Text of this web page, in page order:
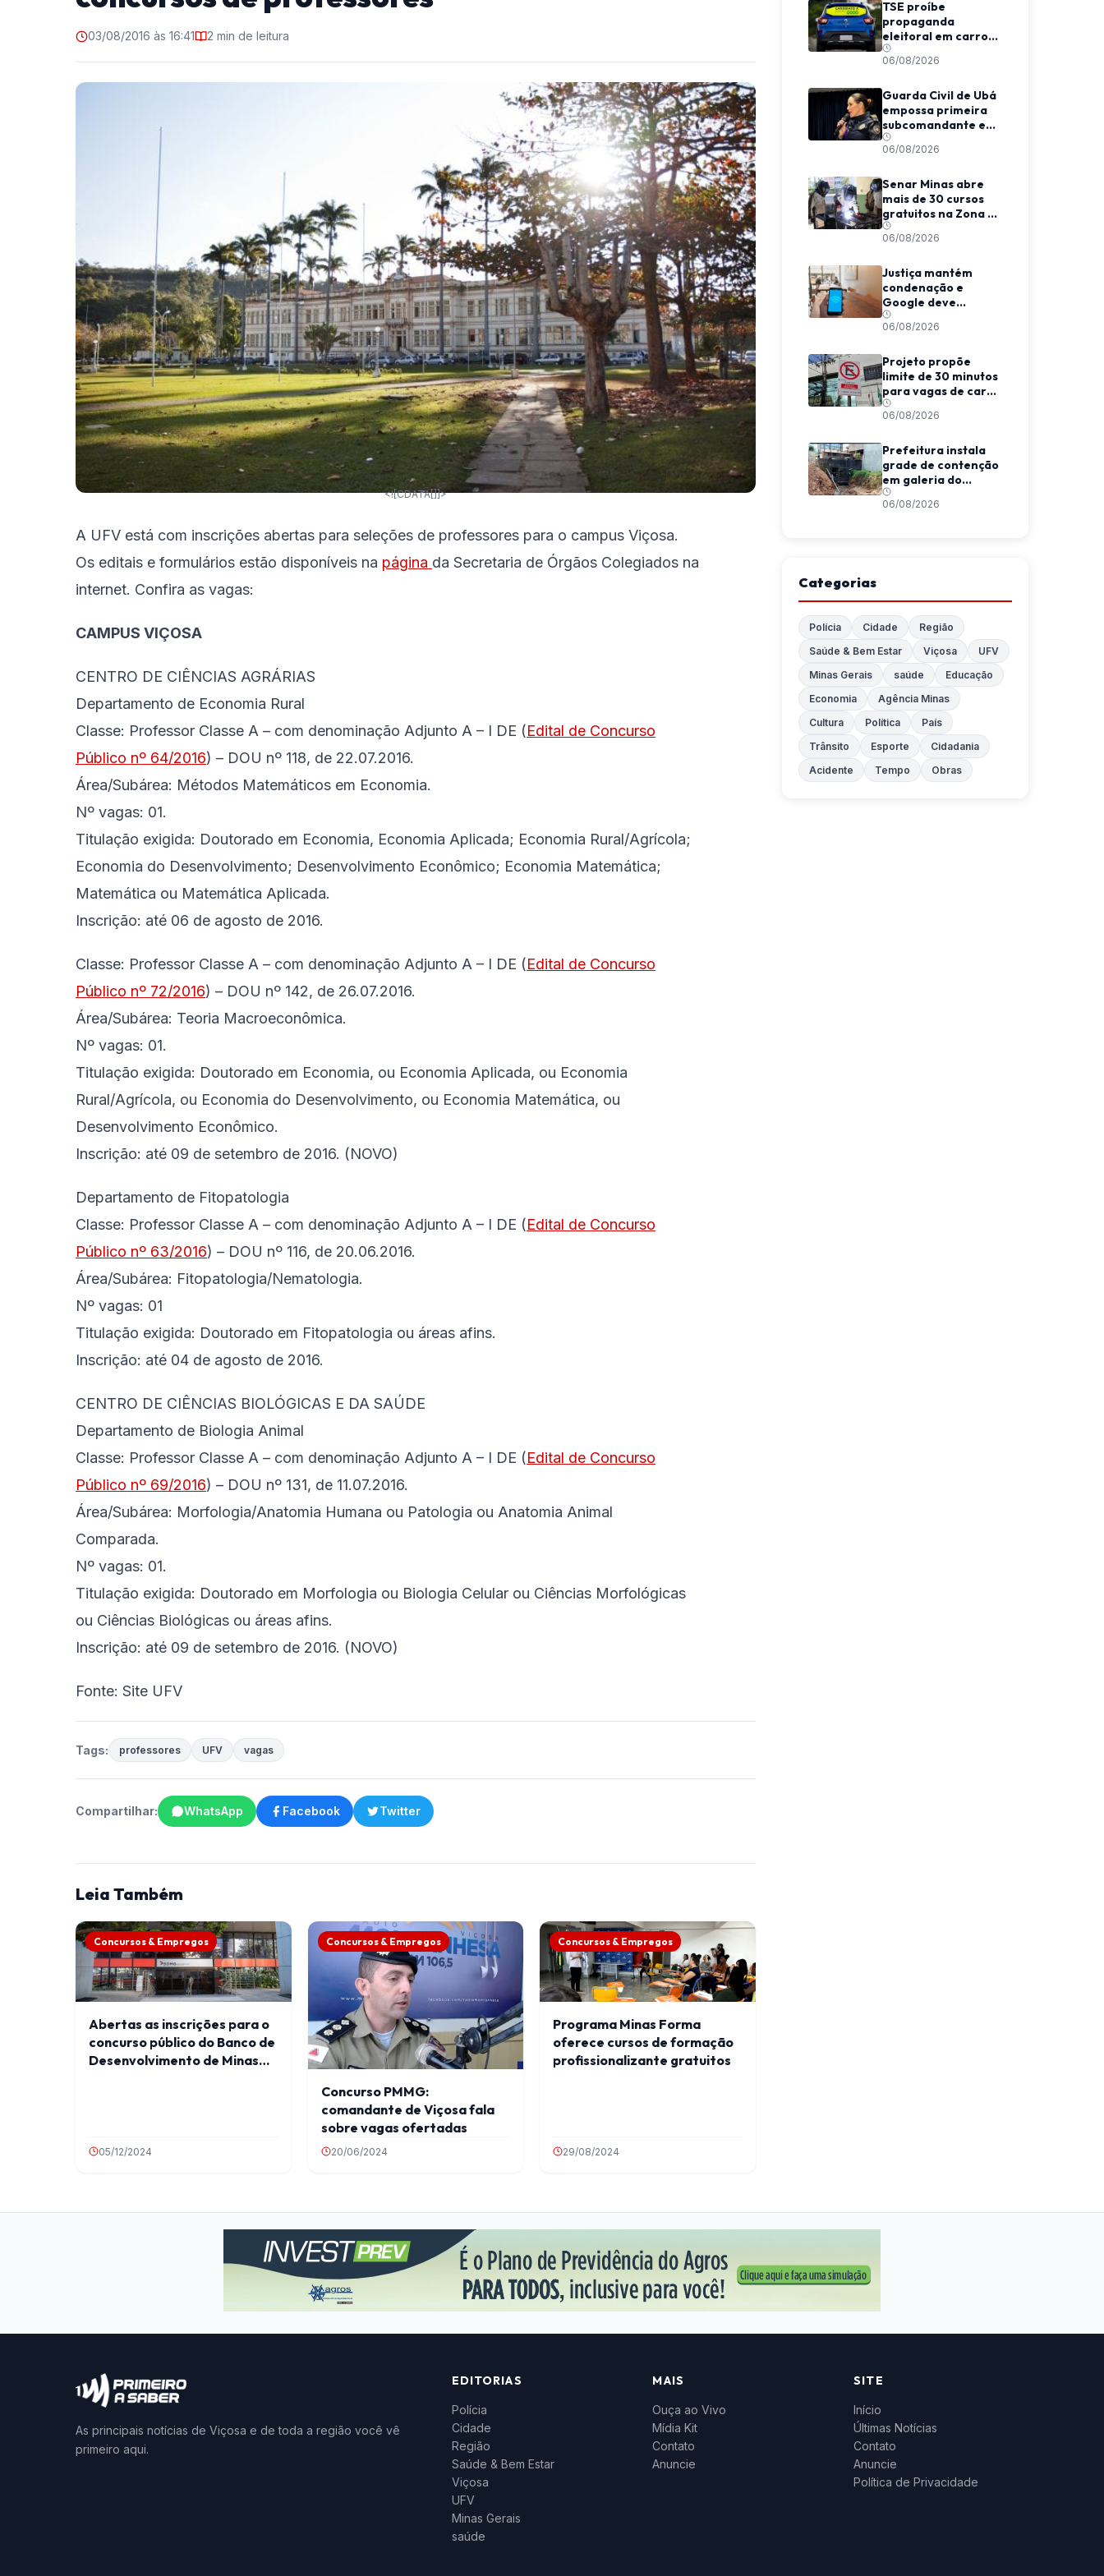
03/08/2016 às 16:41 2 min de leitura
<![CDATA[]]>
A UFV está com inscrições abertas para seleções de professores para o campus Viçosa.
Os editais e formulários estão disponíveis na página da Secretaria de Órgãos Colegiados na
internet. Confira as vagas:
CAMPUS VIÇOSA
CENTRO DE CIÊNCIAS AGRÁRIAS
Departamento de Economia Rural
Classe: Professor Classe A – com denominação Adjunto A – I DE (Edital de Concurso
Público nº 64/2016) – DOU nº 118, de 22.07.2016.
Área/Subárea: Métodos Matemáticos em Economia.
Nº vagas: 01.
Titulação exigida: Doutorado em Economia, Economia Aplicada; Economia Rural/Agrícola;
Economia do Desenvolvimento; Desenvolvimento Econômico; Economia Matemática;
Matemática ou Matemática Aplicada.
Inscrição: até 06 de agosto de 2016.
Classe: Professor Classe A – com denominação Adjunto A – I DE (Edital de Concurso
Público nº 72/2016) – DOU nº 142, de 26.07.2016.
Área/Subárea: Teoria Macroeconômica.
Nº vagas: 01.
Titulação exigida: Doutorado em Economia, ou Economia Aplicada, ou Economia
Rural/Agrícola, ou Economia do Desenvolvimento, ou Economia Matemática, ou
Desenvolvimento Econômico.
Inscrição: até 09 de setembro de 2016. (NOVO)
Departamento de Fitopatologia
Classe: Professor Classe A – com denominação Adjunto A – I DE (Edital de Concurso
Público nº 63/2016) – DOU nº 116, de 20.06.2016.
Área/Subárea: Fitopatologia/Nematologia.
Nº vagas: 01
Titulação exigida: Doutorado em Fitopatologia ou áreas afins.
Inscrição: até 04 de agosto de 2016.
CENTRO DE CIÊNCIAS BIOLÓGICAS E DA SAÚDE
Departamento de Biologia Animal
Classe: Professor Classe A – com denominação Adjunto A – I DE (Edital de Concurso
Público nº 69/2016) – DOU nº 131, de 11.07.2016.
Área/Subárea: Morfologia/Anatomia Humana ou Patologia ou Anatomia Animal
Comparada.
Nº vagas: 01.
Titulação exigida: Doutorado em Morfologia ou Biologia Celular ou Ciências Morfológicas
ou Ciências Biológicas ou áreas afins.
Inscrição: até 09 de setembro de 2016. (NOVO)
Fonte: Site UFV
Tags: professores UFV vagas
Compartilhar: WhatsApp Facebook Twitter
Leia Também
Concursos & Empregos
Abertas as inscrições para o
concurso público do Banco de
Desenvolvimento de Minas
05/12/2024
Concursos & Empregos
Concurso PMMG:
comandante de Viçosa fala
sobre vagas ofertadas
20/06/2024
Concursos & Empregos
Programa Minas Forma
oferece cursos de formação
profissionalizante gratuitos
29/08/2024
TSE proíbe
propaganda
eleitoral em carros
de aplicativo
durante transporte
06/08/2026
Guarda Civil de Ubá
empossa primeira
subcomandante e
cria estrutura
voltada à proteção
06/08/2026
Senar Minas abre
mais de 30 cursos
gratuitos na Zona da
Mata e Caparaó
06/08/2026
Justiça mantém
condenação e
Google deve
indenizar usuário
por invasão de e-
06/08/2026
Projeto propõe
limite de 30 minutos
para vagas de carga
e descarga em
Viçosa
06/08/2026
Prefeitura instala
grade de contenção
em galeria do
Córrego da
Conceição
06/08/2026
Categorias
Polícia Cidade
Região
Saúde & Bem Estar
Viçosa
UFV
Minas Gerais
saúde
Educação
Economia
Agência Minas
Cultura
Política
País
Trânsito
Esporte
Cidadania
Acidente
Tempo Obras
As principais notícias de Viçosa e de toda a região você vê
primeiro aqui.
EDITORIAS
Polícia
Cidade
Região
Saúde & Bem Estar
Viçosa
UFV
Minas Gerais
saúde
MAIS
Ouça ao Vivo
Mídia Kit
Contato
Anuncie
SITE
Início
Últimas Notícias
Contato
Anuncie
Política de Privacidade